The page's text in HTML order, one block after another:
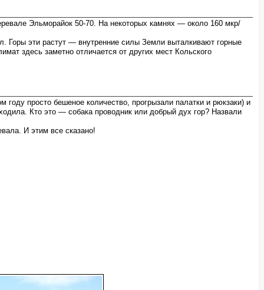
Эльморайок 50-70. На некоторых камнях — около 160 мкр/
Горы эти растут — внутренние силы Земли выталкивают горные
здесь заметно отличается от других мест Кольского
просто бешеное количество, прогрызали палатки и рюкзаки) и
Кто это — собака проводник или добрый дух гор? Назвали
И этим все сказано!